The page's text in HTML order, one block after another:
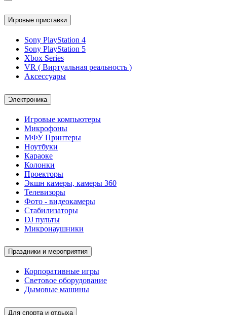
Игровые приставки
Sony PlayStation 4
Sony PlayStation 5
Xbox Series
VR ( Виртуальная реальность )
Аксессуары
Электроника
Игровые компьютеры
Микрофоны
МФУ Принтеры
Ноутбуки
Караоке
Колонки
Проекторы
Экшн камеры, камеры 360
Телевизоры
Фото - видеокамеры
Стабилизаторы
DJ пульты
Микронаушники
Праздники и мероприятия
Корпоративные игры
Световое оборудование
Дымовые машины
Для спорта и отдыха